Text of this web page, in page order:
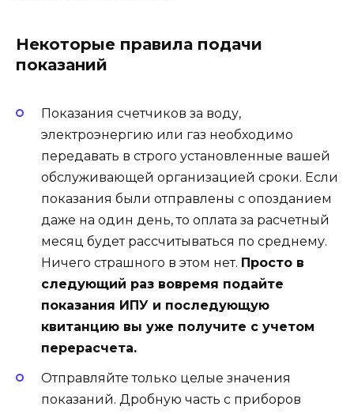
Некоторые правила подачи
показаний
Показания счетчиков за воду,
электроэнергию или газ необходимо
передавать в строго установленные вашей
обслуживающей организацией сроки. Если
показания были отправлены с опозданием
даже на один день, то оплата за расчетный
месяц будет рассчитываться по среднему.
Ничего страшного в этом нет. Просто в
следующий раз вовремя подайте
показания ИПУ и последующую
квитанцию вы уже получите с учетом
перерасчета.
Отправляйте только целые значения
показаний. Дробную часть с приборов